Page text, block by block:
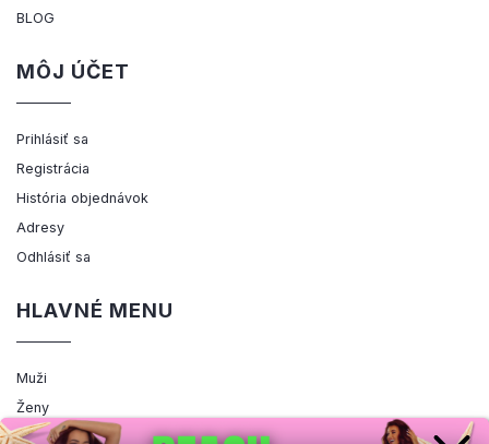
BLOG
MÔJ ÚČET
Prihlásiť sa
Registrácia
História objednávok
Adresy
Odhlásiť sa
HLAVNÉ MENU
Muži
Ženy
Výpredaj